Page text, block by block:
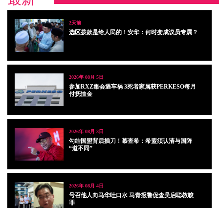
2天前
选区拨款是给人民的！安华：何时变成议员专属？
2026年 08月 5日
参加RXZ集会遇车祸 3死者家属获PERKESO每月
付抚恤金
2026年 08月 3日
勾结国盟背后插刀！慕查希：希盟须认清与国阵
“道不同”
2026年 08月 4日
号召他人向马华吐口水 马青报警促查吴启聪教唆
罪